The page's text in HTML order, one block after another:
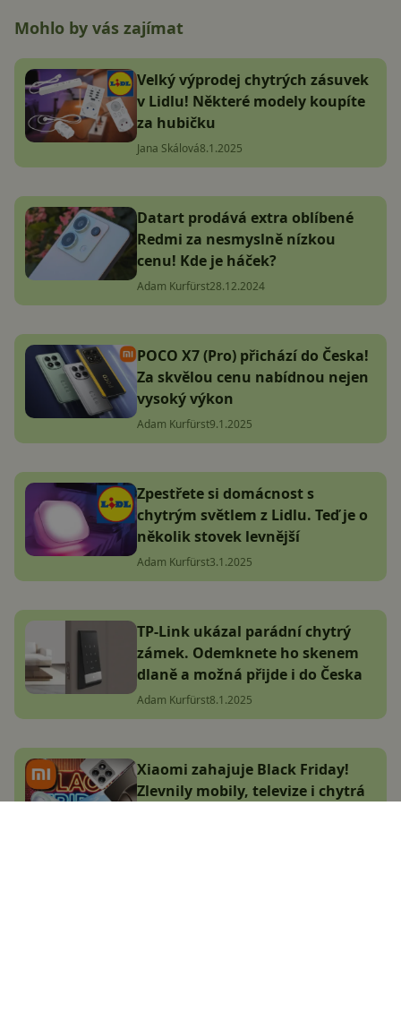
Mohlo by vás zajímat
Velký výprodej chytrých zásuvek
v Lidlu! Některé modely koupíte
za hubičku
Jana Skálová8.1.2025
Datart prodává extra oblíbené
Redmi za nesmyslně nízkou
cenu! Kde je háček?
Adam Kurfürst28.12.2024
POCO X7 (Pro) přichází do Česka!
Za skvělou cenu nabídnou nejen
vysoký výkon
Adam Kurfürst9.1.2025
Zpestřete si domácnost s
chytrým světlem z Lidlu. Teď je o
několik stovek levnější
Adam Kurfürst3.1.2025
TP-Link ukázal parádní chytrý
zámek. Odemknete ho skenem
dlaně a možná přijde i do Česka
Adam Kurfürst8.1.2025
Xiaomi zahajuje Black Friday!
Zlevnily mobily, televize i chytrá